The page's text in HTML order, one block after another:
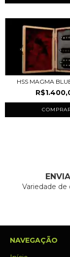
HSS MAGMA
Variedade
NAVEGAÇÃO